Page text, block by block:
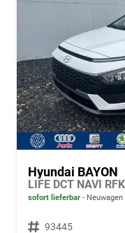
Hyundai BAYON
LIFE DCT NAVI
sofort lieferbar
Fahrzeugnr. 93445